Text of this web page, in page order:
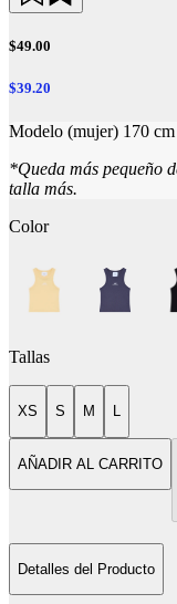
$49.00
$39.20
Modelo (mujer) 170
*Queda más pequeño
talla más.
Color
Tallas
XS S M L
AÑADIR AL CARRITO
Detalles del Producto